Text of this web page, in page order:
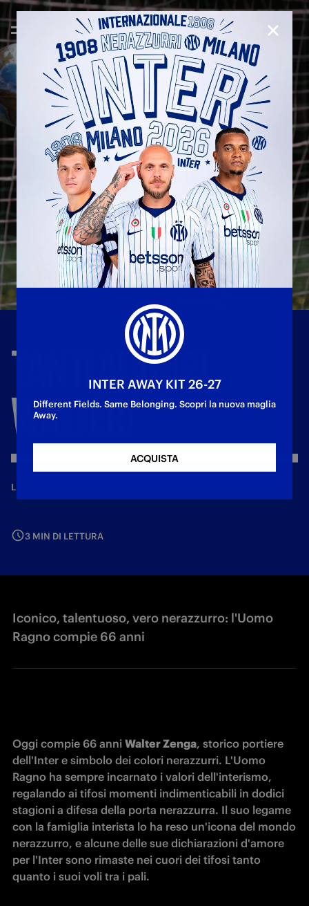
TANTIAUGURI,
WALTER!
LEGENDS
3 MIN DI LETTURA
Iconico, talentuoso, vero nerazzurro: l'Uomo
Ragno compie 66 anni
Oggi compie 66 anni Walter Zenga, storico portiere
dell'Inter e simbolo dei colori nerazzurri. L'Uomo
Ragno ha sempre incarnato i valori dell'interismo,
regalando ai tifosi momenti indimenticabili in dodici
stagioni a difesa della porta nerazzurra. Il suo legame
con la famiglia interista lo ha reso un'icona del mondo
nerazzurro, e alcune delle sue dichiarazioni d'amore
per l'Inter sono rimaste nei cuori dei tifosi tanto
quanto i suoi voli tra i pali.
INTER AWAY KIT 26-27
Different Fields. Same Belonging. Scopri la nuova maglia
Away.
ACQUISTA